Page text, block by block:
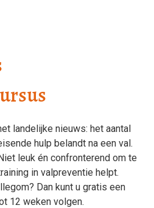
landelijke nieuws: het aantal
hulp belandt na een val.
leuk én confronterend om te
in valpreventie helpt.
Dan kunt u gratis een
12 weken volgen.